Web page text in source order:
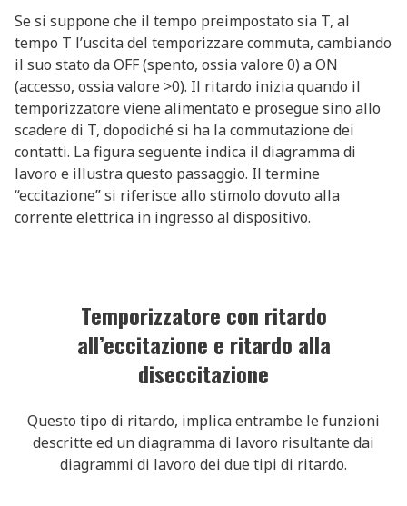
Se si suppone che il tempo preimpostato sia T, al
tempo T l’uscita del temporizzare commuta, cambiando
il suo stato da OFF (spento, ossia valore 0) a ON
(accesso, ossia valore >0). Il ritardo inizia quando il
temporizzatore viene alimentato e prosegue sino allo
scadere di T, dopodiché si ha la commutazione dei
contatti. La figura seguente indica il diagramma di
lavoro e illustra questo passaggio. Il termine
“eccitazione” si riferisce allo stimolo dovuto alla
corrente elettrica in ingresso al dispositivo.
Temporizzatore con ritardo
all’eccitazione e ritardo alla
diseccitazione
Questo tipo di ritardo, implica entrambe le funzioni
descritte ed un diagramma di lavoro risultante dai
diagrammi di lavoro dei due tipi di ritardo.